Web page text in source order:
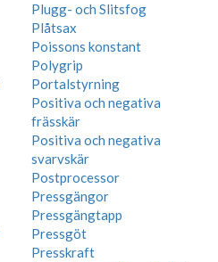
Plugg- och Slitsfog
Plåtsax
Poissons konstant
Polygrip
Portalstyrning
Positiva och negativa
frässkär
Positiva och negativa
svarvskär
Postprocessor
Pressgängor
Pressgängtapp
Pressgöt
Presskraft